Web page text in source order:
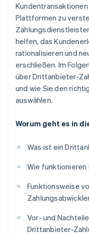
Plattformen zu
helfen, das
rationalisieren und
erschließen. Im
über Drittanbieter-
und wie Sie den
auswählen.
Worum geht es in
Was ist ein
Wie
Funktionsweise
Vor- und
Drittanbieter-